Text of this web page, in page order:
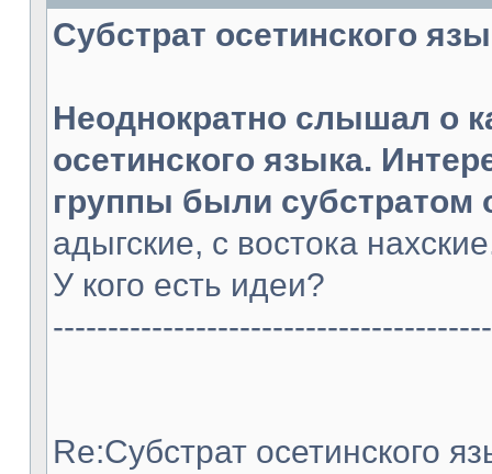
Субстрат осетинского
Неоднократно слышал о
осетинского языка.
группы были субстратом
адыгские, с востока
У кого есть идеи?
Re:Субстрат осетинского